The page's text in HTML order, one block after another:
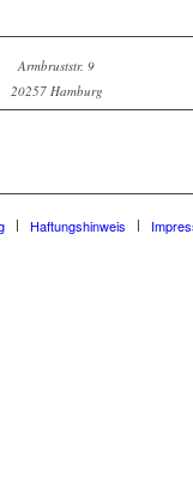
Armbruststr. 9
20257 Hamburg
Haftungshinweis